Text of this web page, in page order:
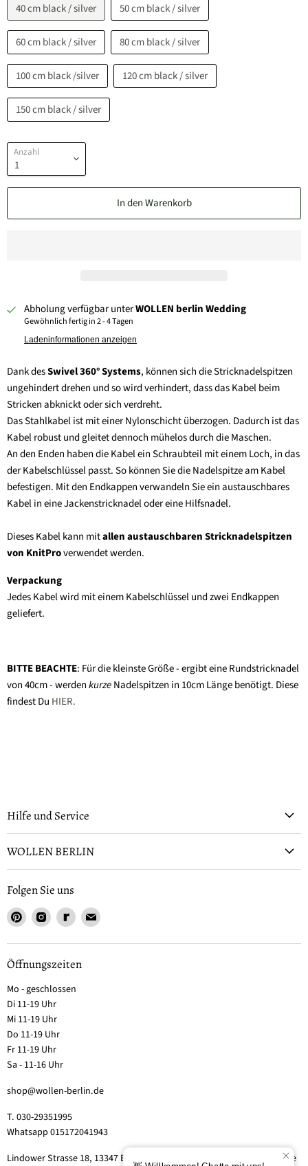
40 cm black / silver
50 cm black / silver
60 cm black / silver 80 cm black / silver
100 cm black /silver 120 cm black / silver
150 cm black / silver
Anzahl
In den Warenkorb
Abholung verfügbar unterWOLLEN berlin Wedding
Gewöhnlich fertig in 2 - 4 Tagen
Ladeninformationen anzeigen
Dank desSwivel 360° Systems, können sich die Stricknadelspitzen
ungehindert drehen und so wird verhindert, dass das Kabel beim
Stricken abknickt oder sich verdreht.
Das Stahlkabel ist mit einer Nylonschicht überzogen. Dadurch ist das
Kabel robust und gleitet dennoch mühelos durch die Maschen.
An den Enden haben die Kabel ein Schraubteil mit einem Loch, in das
der Kabelschlüssel passt. So können Sie die Nadelspitze am Kabel
befestigen. Mit den Endkappen verwandeln Sie ein austauschbares
Kabel in eine Jackenstricknadel oder eine Hilfsnadel.
Dieses Kabel kann mitallen austauschbaren Stricknadelspitzen
von KnitProverwendet werden.
Verpackung
Jedes Kabel wird mit einem Kabelschlüssel und zwei Endkappen
geliefert.
BITTE BEACHTE: Für die kleinste Größe - ergibt eine Rundstricknadel
von 40cm - werdenkurzeNadelspitzen in 10cm Länge benötigt. Diese
findest Du HIER.
Hilfe und Service
WOLLEN BERLIN
Folgen Sie uns
Öffnungszeiten
Mo - geschlossen
Di 11-19 Uhr
Mi 11-19 Uhr
Do 11-19 Uhr
Fr 11-19 Uhr
Sa - 11-16 Uhr
shop@wollen-berlin.de
T. 030-29351995
Whatsapp 015172041943
Lindower Strasse 18, 13347 Berlin-Wedding (Hof 2, Aufgang 5 - Tor bitte